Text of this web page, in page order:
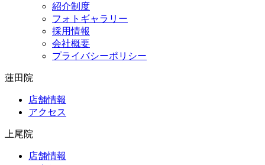
紹介制度
フォトギャラリー
採用情報
会社概要
プライバシーポリシー
蓮田院
店舗情報
アクセス
上尾院
店舗情報